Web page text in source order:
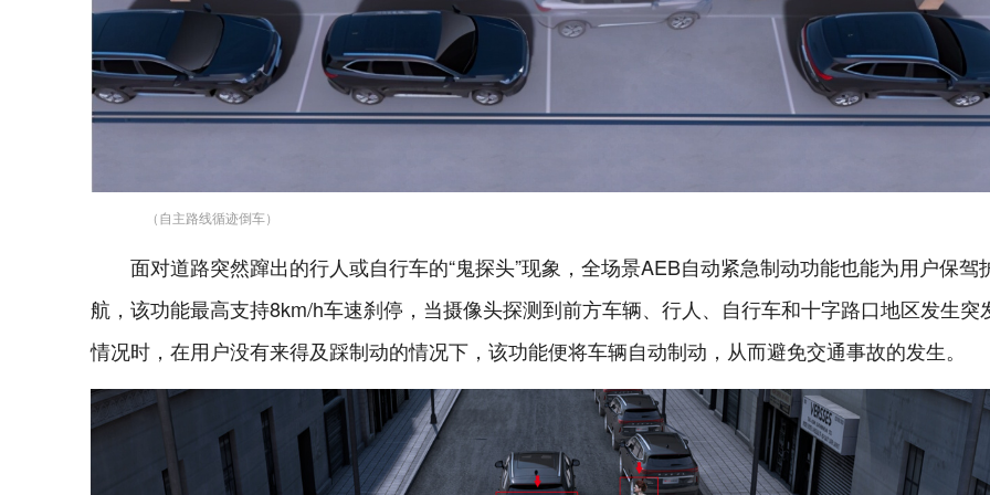
（自主路线循迹倒车）
面对道路突然蹿出的行人或自行车的“鬼探头”现象，全场景AEB自动紧急制动功能也能为用户保驾
航，该功能最高支持8km/h车速刹停，当摄像头探测到前方车辆、行人、自行车和十字路口地区发生突
情况时，在用户没有来得及踩制动的情况下，该功能便将车辆自动制动，从而避免交通事故的发生。